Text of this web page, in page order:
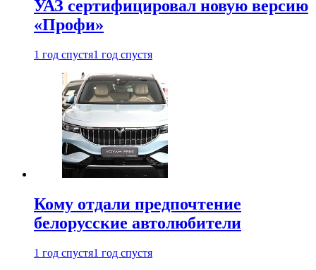
УАЗ сертифицировал новую версию
«Профи»
1 год спустя1 год спустя
Кому отдали предпочтение
белорусские автолюбители
1 год спустя1 год спустя